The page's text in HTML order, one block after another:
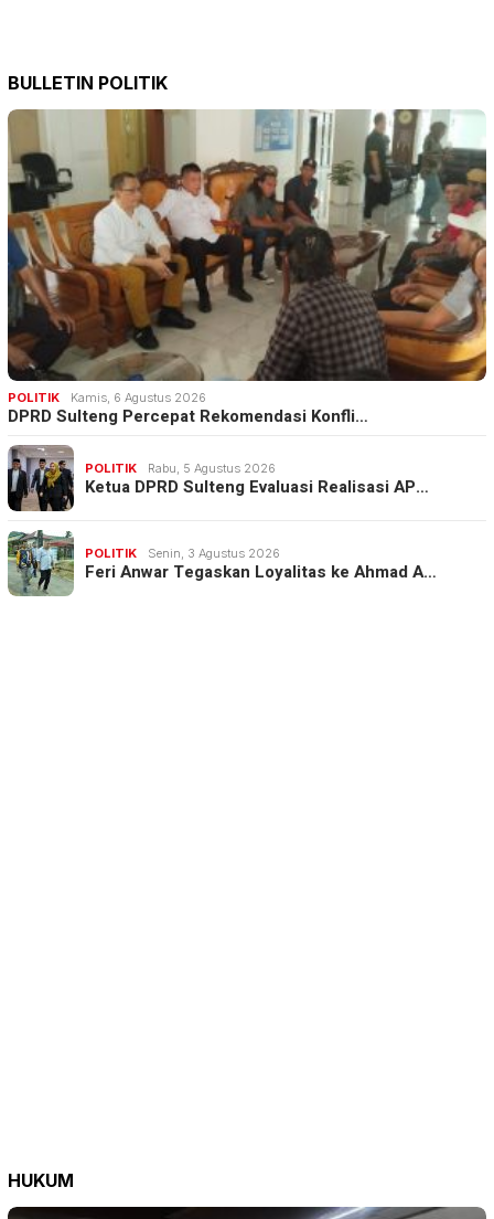
BULLETIN POLITIK
POLITIK Kamis, 6 Agustus 2026
DPRD Sulteng Percepat Rekomendasi Konfli…
POLITIK Rabu, 5 Agustus 2026
Ketua DPRD Sulteng Evaluasi Realisasi AP…
POLITIK Senin, 3 Agustus 2026
Feri Anwar Tegaskan Loyalitas ke Ahmad A…
HUKUM